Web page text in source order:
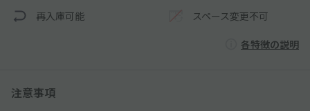
再入庫可能 スペース変更不可
各特徴の説明
注意事項